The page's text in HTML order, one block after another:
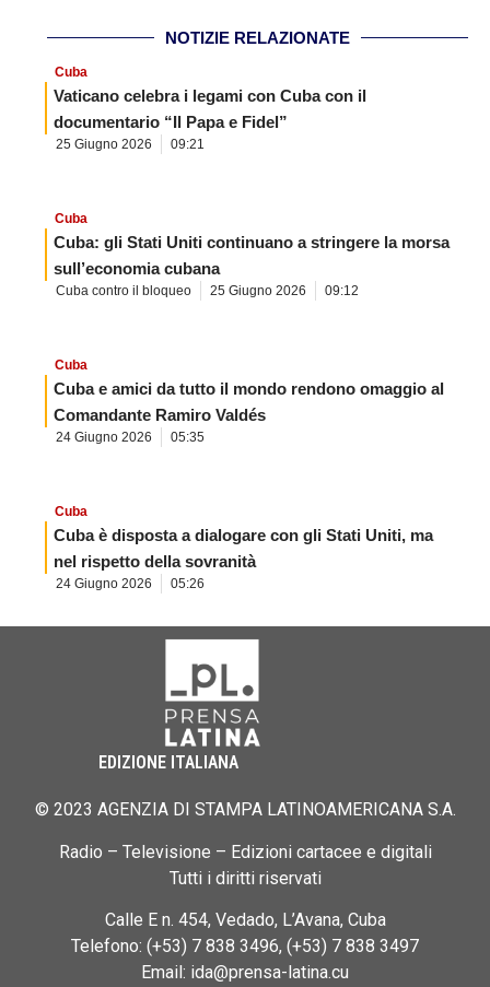
NOTIZIE RELAZIONATE
Cuba
Vaticano celebra i legami con Cuba con il
documentario “Il Papa e Fidel”
25 Giugno 2026 09:21
Cuba
Cuba: gli Stati Uniti continuano a stringere la morsa
sull’economia cubana
Cuba contro il bloqueo 25 Giugno 2026 09:12
Cuba
Cuba e amici da tutto il mondo rendono omaggio al
Comandante Ramiro Valdés
24 Giugno 2026 05:35
Cuba
Cuba è disposta a dialogare con gli Stati Uniti, ma
nel rispetto della sovranità
24 Giugno 2026 05:26
EDIZIONE ITALIANA
© 2023 AGENZIA DI STAMPA LATINOAMERICANA S.A.
Radio – Televisione – Edizioni cartacee e digitali
Tutti i diritti riservati
Calle E n. 454, Vedado, L’Avana, Cuba
Telefono: (+53) 7 838 3496, (+53) 7 838 3497
Email: ida@prensa-latina.cu